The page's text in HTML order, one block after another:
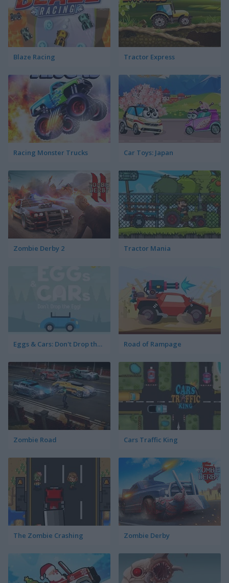
Blaze Racing Tractor Express
Racing Monster Trucks Car Toys: Japan
Zombie Derby 2 Tractor Mania
Eggs & Cars: Don't Drop the Egg! Road of Rampage
Zombie Road Cars Traffic King
The Zombie Crashing Zombie Derby